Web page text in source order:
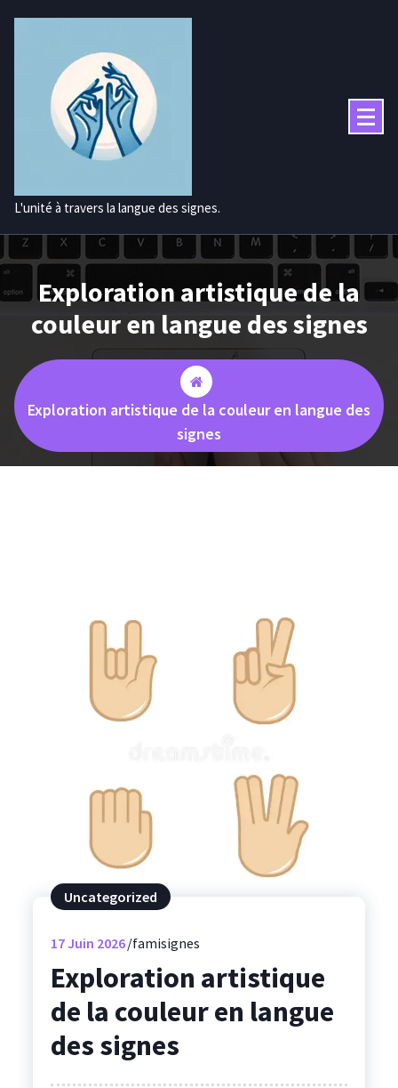
L'unité à travers la langue des signes.
Exploration artistique de la
couleur en langue des signes
Exploration artistique de la couleur en langue des
signes
Uncategorized
17Juin 2026 famisignes
Exploration artistique
de la couleur en langue
des signes